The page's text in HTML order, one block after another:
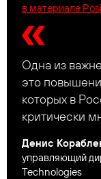
в материале
Одна из
это
которых в
критически
Денис
управляющий
Technologies